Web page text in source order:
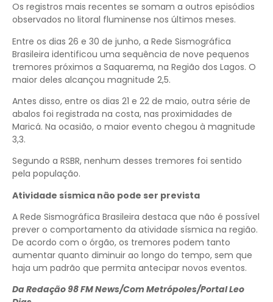
Os registros mais recentes se somam a outros episódios
observados no litoral fluminense nos últimos meses.
Entre os dias 26 e 30 de junho, a Rede Sismográfica
Brasileira identificou uma sequência de nove pequenos
tremores próximos a Saquarema, na Região dos Lagos. O
maior deles alcançou magnitude 2,5.
Antes disso, entre os dias 21 e 22 de maio, outra série de
abalos foi registrada na costa, nas proximidades de
Maricá. Na ocasião, o maior evento chegou à magnitude
3,3.
Segundo a RSBR, nenhum desses tremores foi sentido
pela população.
Atividade sísmica não pode ser prevista
A Rede Sismográfica Brasileira destaca que não é possível
prever o comportamento da atividade sísmica na região.
De acordo com o órgão, os tremores podem tanto
aumentar quanto diminuir ao longo do tempo, sem que
haja um padrão que permita antecipar novos eventos.
Da Redação 98 FM News/Com Metrópoles/Portal Leo